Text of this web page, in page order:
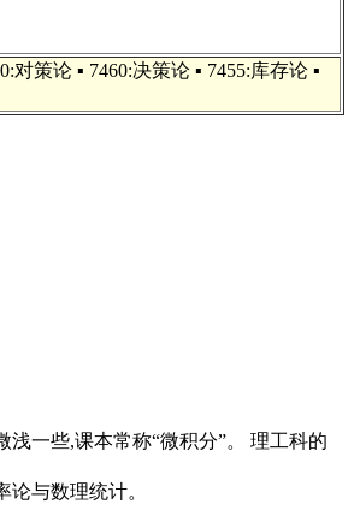
对策论 ▪ 7460:决策论 ▪ 7455:库存论 ▪
一些,课本常称“微积分”。 理工科的
论与数理统计。